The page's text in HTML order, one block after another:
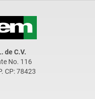
de C.V.
No. 116
CP: 78423